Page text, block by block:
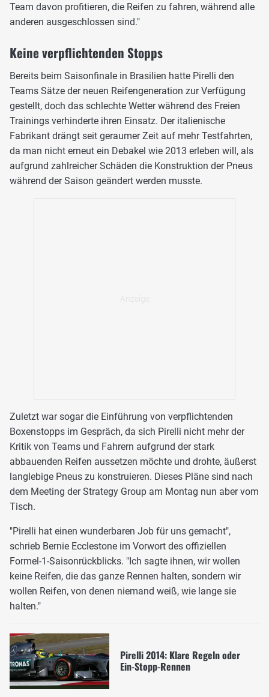
Team davon profitieren, die Reifen zu fahren, während alle
anderen ausgeschlossen sind."
Keine verpflichtenden Stopps
Bereits beim Saisonfinale in Brasilien hatte Pirelli den
Teams Sätze der neuen Reifengeneration zur Verfügung
gestellt, doch das schlechte Wetter während des Freien
Trainings verhinderte ihren Einsatz. Der italienische
Fabrikant drängt seit geraumer Zeit auf mehr Testfahrten,
da man nicht erneut ein Debakel wie 2013 erleben will, als
aufgrund zahlreicher Schäden die Konstruktion der Pneus
während der Saison geändert werden musste.
Zuletzt war sogar die Einführung von verpflichtenden
Boxenstopps im Gespräch, da sich Pirelli nicht mehr der
Kritik von Teams und Fahrern aufgrund der stark
abbauenden Reifen aussetzen möchte und drohte, äußerst
langlebige Pneus zu konstruieren. Dieses Pläne sind nach
dem Meeting der Strategy Group am Montag nun aber vom
Tisch.
"Pirelli hat einen wunderbaren Job für uns gemacht",
schrieb Bernie Ecclestone im Vorwort des offiziellen
Formel-1-Saisonrückblicks. "Ich sagte ihnen, wir wollen
keine Reifen, die das ganze Rennen halten, sondern wir
wollen Reifen, von denen niemand weiß, wie lange sie
halten."
Pirelli 2014: Klare Regeln oder
Ein-Stopp-Rennen